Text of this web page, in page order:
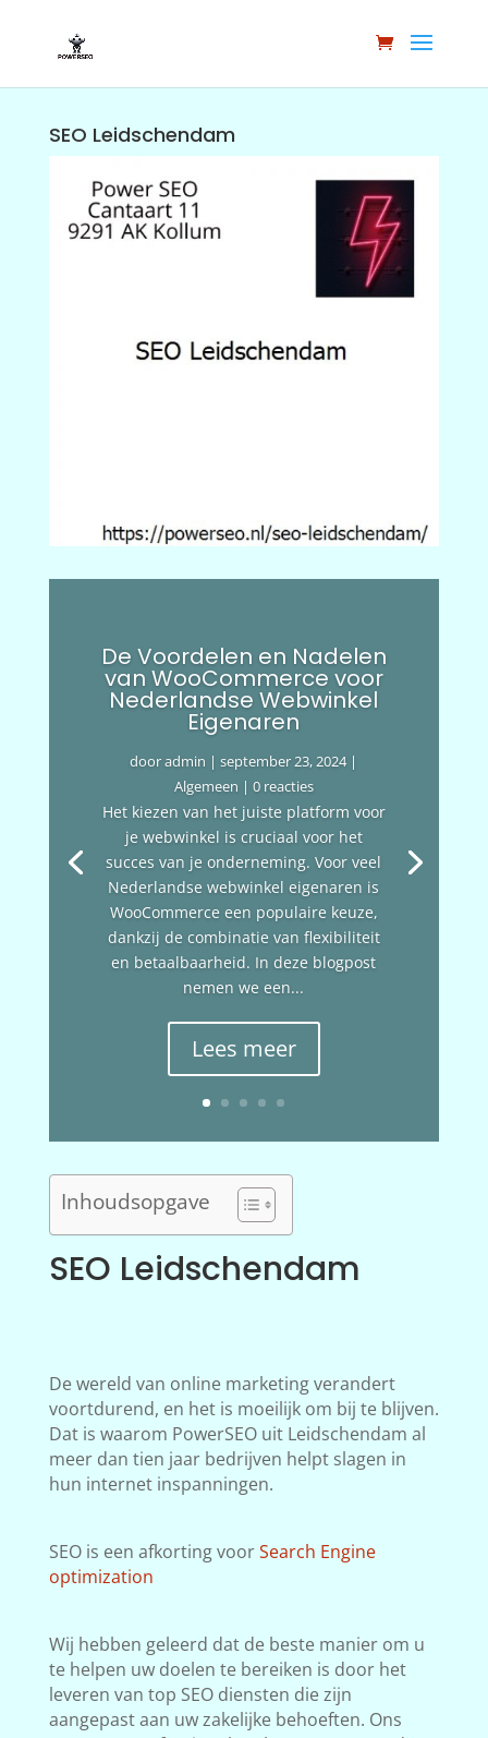
SEO Leidschendam
De Voordelen en Nadelen
van WooCommerce voor
Nederlandse Webwinkel
Eigenaren
dooradmin |september 23, 2024|
Algemeen | 0 reacties
Het kiezen van het juiste platform voor
je webwinkel is cruciaal voor het
succes van je onderneming. Voor veel
Nederlandse webwinkel eigenaren is
WooCommerce een populaire keuze,
dankzij de combinatie van flexibiliteit
en betaalbaarheid. In deze blogpost
nemen we een...
Lees meer
Inhoudsopgave
SEO Leidschendam
De wereld van online marketing verandert
voortdurend, en het is moeilijk om bij te blijven.
Dat is waarom PowerSEO uit Leidschendam al
meer dan tien jaar bedrijven helpt slagen in
hun internet inspanningen.
SEO is een afkorting voorSearch Engine
optimization
Wij hebben geleerd dat de beste manier om u
te helpen uw doelen te bereiken is door het
leveren van top SEO diensten die zijn
aangepast aan uw zakelijke behoeften. Ons